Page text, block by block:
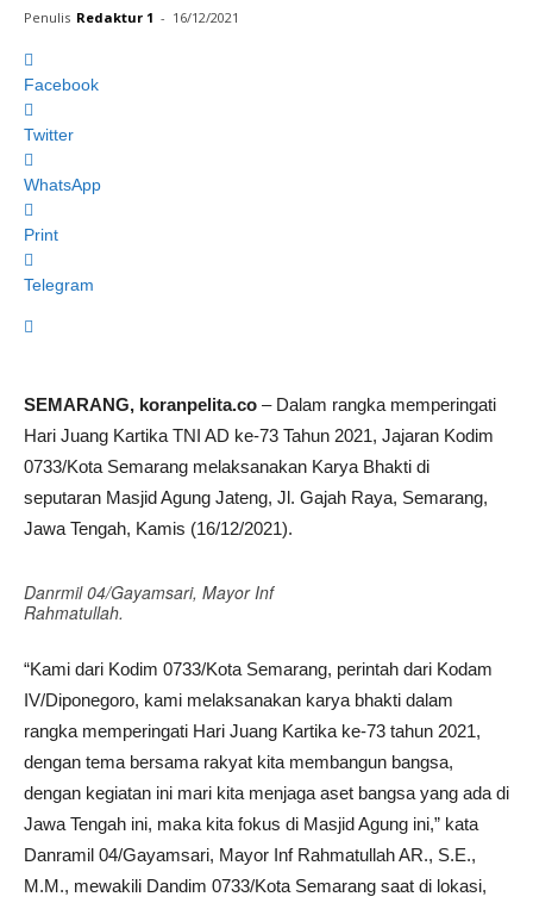
Penulis Redaktur 1 - 16/12/2021
Facebook
Twitter
WhatsApp
Print
Telegram
SEMARANG, koranpelita.co – Dalam rangka memperingati
Hari Juang Kartika TNI AD ke-73 Tahun 2021, Jajaran Kodim
0733/Kota Semarang melaksanakan Karya Bhakti di
seputaran Masjid Agung Jateng, Jl. Gajah Raya, Semarang,
Jawa Tengah, Kamis (16/12/2021).
Danrmil 04/Gayamsari, Mayor Inf
Rahmatullah.
“Kami dari Kodim 0733/Kota Semarang, perintah dari Kodam
IV/Diponegoro, kami melaksanakan karya bhakti dalam
rangka memperingati Hari Juang Kartika ke-73 tahun 2021,
dengan tema bersama rakyat kita membangun bangsa,
dengan kegiatan ini mari kita menjaga aset bangsa yang ada di
Jawa Tengah ini, maka kita fokus di Masjid Agung ini,” kata
Danramil 04/Gayamsari, Mayor Inf Rahmatullah AR., S.E.,
M.M., mewakili Dandim 0733/Kota Semarang saat di lokasi,